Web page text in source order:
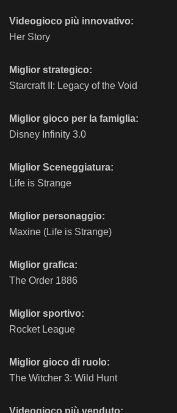
Videogioco più innovativo:
Her Story
Miglior strategico:
Starcraft II: Legacy of the Void
Miglior gioco per la famiglia:
Disney Infinity 3.0
Miglior Sceneggiatura:
Life is Strange
Miglior personaggio:
Maxine (Life is Strange)
Miglior grafica:
The Order 1886
Miglior sportivo:
Rocket League
Miglior gioco di ruolo:
The Witcher 3: Wild Hunt